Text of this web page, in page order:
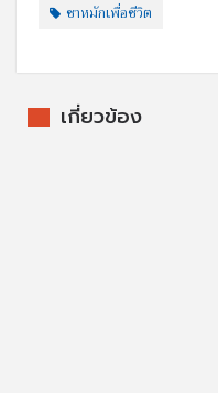
ชาหมักเพื่อชีวิต
เกี่ยวข้อง